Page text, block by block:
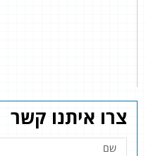
צרו איתנו קשר